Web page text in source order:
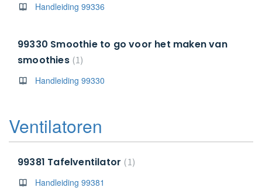
Handleiding 99336
99330 Smoothie to go voor het maken van
smoothies 1
Handleiding 99330
Ventilatoren
99381 Tafelventilator
1
Handleiding 99381